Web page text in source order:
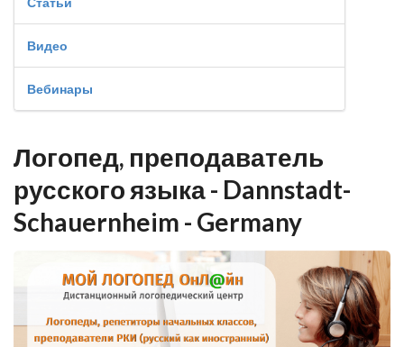
Видео
Вебинары
Логопед, преподаватель
русского языка - Dannstadt-
Schauernheim - Germany